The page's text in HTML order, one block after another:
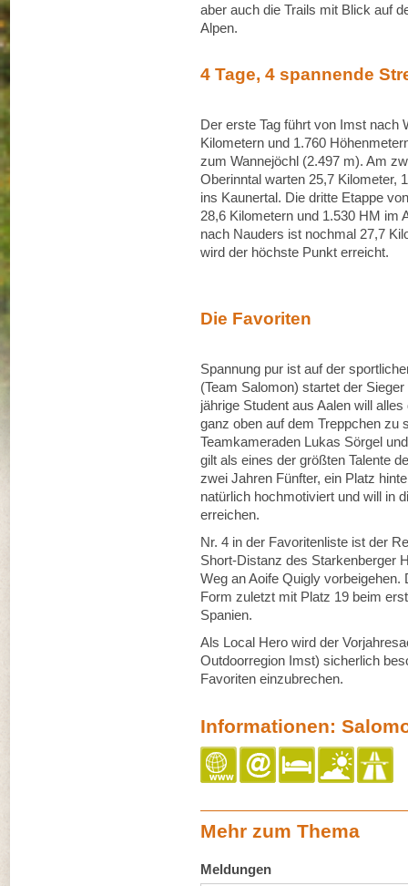
aber auch die Trails mit Blick auf
Alpen.
4 Tage, 4 spannende
Der erste Tag führt von Imst nach
Kilometern und 1.760
zum Wannejöchl (2.497 m). Am
Oberinntal warten 25,7 Kilometer,
ins Kaunertal. Die dritte Etappe
28,6 Kilometern und 1.530 HM im
nach Nauders ist nochmal 27,7
wird der höchste Punkt erreicht.
Die Favoriten
Spannung pur ist auf der
(Team Salomon) startet der
jährige Student aus Aalen will
ganz oben auf dem Treppchen zu
Teamkameraden Lukas Sörgel
gilt als eines der größten Talente
zwei Jahren Fünfter, ein Platz
natürlich hochmotiviert und will in
erreichen.
Nr. 4 in der Favoritenliste ist der
Short-Distanz des Starkenberger
Weg an Aoife Quigly
Form zuletzt mit Platz 19 beim
Spanien.
Als Local Hero wird der
Outdoorregion Imst) sicherlich
Favoriten einzubrechen.
Informationen:
Mehr zum Thema
Meldungen